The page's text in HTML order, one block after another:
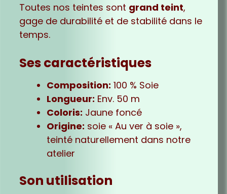
Toutes nos teintes sont grand teint,
gage de durabilité et de stabilité dans le
temps.
Ses caractéristiques
Composition: 100 % Soie
Longueur: Env. 50 m
Coloris: Jaune foncé
Origine: soie « Au ver à soie »,
teinté naturellement dans notre
atelier
Son utilisation